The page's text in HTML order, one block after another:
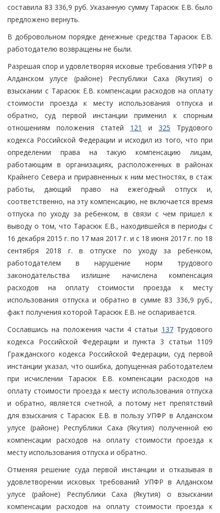
составила 83 336,9 руб. Указанную сумму Тарасюк Е.В. было
предложено вернуть.
В добровольном порядке денежные средства Тарасюк Е.В.
работодателю возвращены не были.
Разрешая спор и удовлетворяя исковые требования УПФР в
Алданском улусе (районе) Республики Саха (Якутия) о
взыскании с Тарасюк Е.В. компенсации расходов на оплату
стоимости проезда к месту использования отпуска и
обратно, суд первой инстанции применил к спорным
отношениям положения статей 121 и 325 Трудового
кодекса Российской Федерации и исходил из того, что при
определении права на такую компенсацию лицам,
работающим в организациях, расположенных в районах
Крайнего Севера и приравненных к ним местностях, в стаж
работы, дающий право на ежегодный отпуск и,
соответственно, на эту компенсацию, не включается время
отпуска по уходу за ребенком, в связи с чем пришел к
выводу о том, что Тарасюк Е.В., находившейся в периоды с
16 декабря 2015 г. по 17 мая 2017 г. и с 18 июня 2017 г. по 18
сентября 2018 г. в отпуске по уходу за ребенком,
работодателем в нарушение норм трудового
законодательства излишне начислена компенсация
расходов на оплату стоимости проезда к месту
использования отпуска и обратно в сумме 83 336,9 руб.,
факт получения которой Тарасюк Е.В. не оспаривается.
Сославшись на положения части 4 статьи 137Трудового
кодекса Российской Федерации и пункта 3 статьи 1109
Гражданского кодекса Российской Федерации, суд первой
инстанции указал, что ошибка, допущенная работодателем
при исчислении Тарасюк Е.В. компенсации расходов на
оплату стоимости проезда к месту использования отпуска
и обратно, является счетной, а потому нет препятствий
для взыскания с Тарасюк Е.В. в пользу УПФР в Алданском
улусе (районе) Республики Саха (Якутия) полученной ею
компенсации расходов на оплату стоимости проезда к
месту использования отпуска и обратно.
Отменяя решение суда первой инстанции и отказывая в
удовлетворении исковых требований УПФР в Алданском
улусе (районе) Республики Саха (Якутия) о взыскании
компенсации расходов на оплату стоимости проезда к